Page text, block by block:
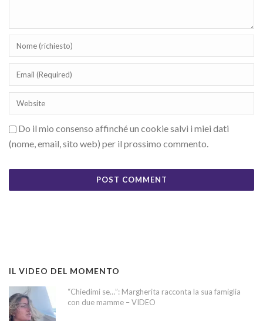
Do il mio consenso affinché un cookie salvi i miei dati
(nome, email, sito web) per il prossimo commento.
IL VIDEO DEL MOMENTO
“Chiedimi se…”: Margherita racconta la sua famiglia
con due mamme – VIDEO